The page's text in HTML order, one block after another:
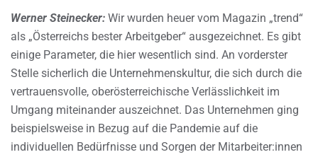
Werner Steinecker: Wir wurden heuer vom Magazin „trend“
als „Österreichs bester Arbeitgeber“ ausgezeichnet. Es gibt
einige Parameter, die hier wesentlich sind. An vorderster
Stelle sicherlich die Unternehmenskultur, die sich durch die
vertrauensvolle, oberösterreichische Verlässlichkeit im
Umgang miteinander auszeichnet. Das Unternehmen ging
beispielsweise in Bezug auf die Pandemie auf die
individuellen Bedürfnisse und Sorgen der Mitarbeiter:innen